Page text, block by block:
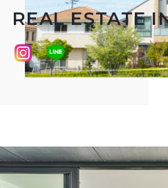
REAL ESTATE